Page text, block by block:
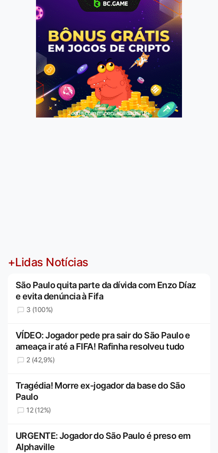
Jogue com responsabilidade. 18+
+Lidas Notícias
São Paulo quita parte da dívida com Enzo Díaz
e evita denúncia à Fifa
3 (100%)
VÍDEO: Jogador pede pra sair do São Paulo e
ameaça ir até a FIFA! Rafinha resolveu tudo
2 (42,9%)
Tragédia! Morre ex-jogador da base do São
Paulo
12 (12%)
URGENTE: Jogador do São Paulo é preso em
Alphaville